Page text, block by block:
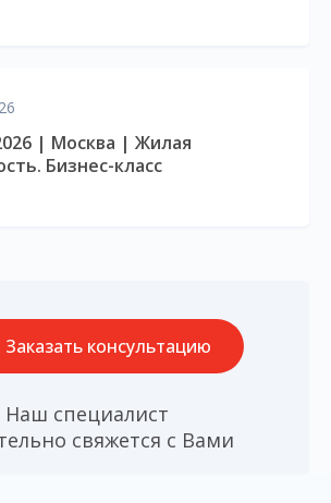
| Москва | Жилая
Бизнес-класс
Заказать консультацию
Наш специалист
свяжется с Вами